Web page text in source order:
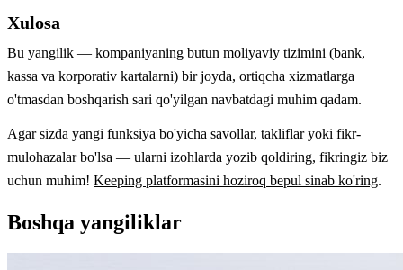
Xulosa
Bu yangilik — kompaniyaning butun moliyaviy tizimini (bank,
kassa va korporativ kartalarni) bir joyda, ortiqcha xizmatlarga
o'tmasdan boshqarish sari qo'yilgan navbatdagi muhim qadam.
Agar sizda yangi funksiya bo'yicha savollar, takliflar yoki fikr-
mulohazalar bo'lsa — ularni izohlarda yozib qoldiring, fikringiz biz
uchun muhim! Keeping platformasini hoziroq bepul sinab ko'ring.
Boshqa yangiliklar